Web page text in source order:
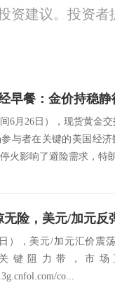
资建议。投资
6月26日），现货黄金
与者在关键的美国经
火影响了避险需求，特
无险，美元/加元反
），美元/加元汇价震
键阻力带，市
co...